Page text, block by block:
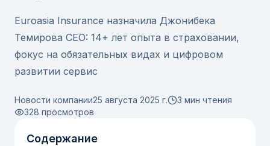
Euroasia Insurance назначила Джонибека
Темирова CEO: 14+ лет опыта в страховании,
фокус на обязательных видах и цифровом
развитии сервис
Новости компании25 августа 2025 г.
3 мин чтения
328 просмотров
Содержание